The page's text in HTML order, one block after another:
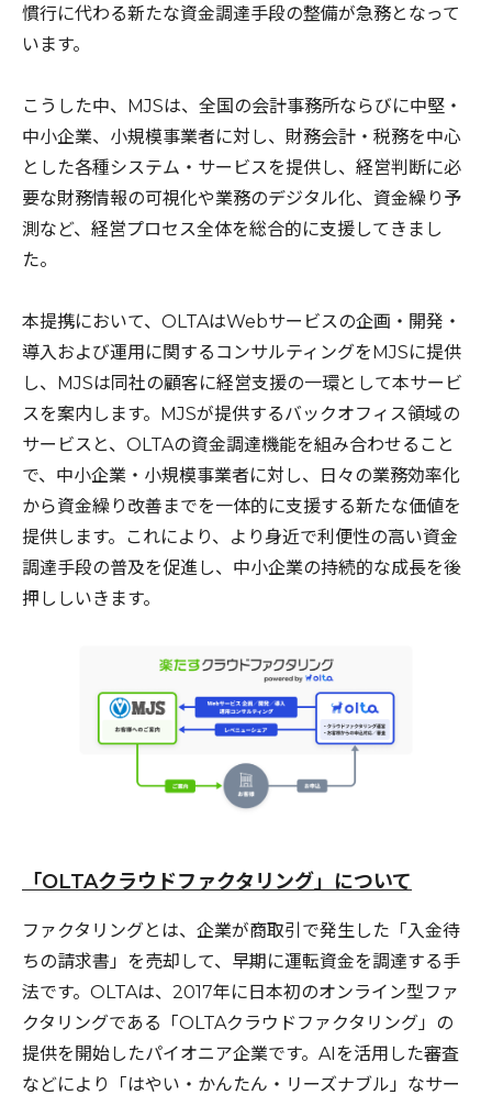
慣行に代わる新たな資金調達手段の整備が急務となって
います。
こうした中、MJSは、全国の会計事務所ならびに中堅・
中小企業、小規模事業者に対し、財務会計・税務を中心
とした各種システム・サービスを提供し、経営判断に必
要な財務情報の可視化や業務のデジタル化、資金繰り予
測など、経営プロセス全体を総合的に支援してきまし
た。
本提携において、OLTAはWebサービスの企画・開発・
導入および運用に関するコンサルティングをMJSに提供
し、MJSは同社の顧客に経営支援の一環として本サービ
スを案内します。MJSが提供するバックオフィス領域の
サービスと、OLTAの資金調達機能を組み合わせること
で、中小企業・小規模事業者に対し、日々の業務効率化
から資金繰り改善までを一体的に支援する新たな価値を
提供します。これにより、より身近で利便性の高い資金
調達手段の普及を促進し、中小企業の持続的な成長を後
押ししいきます。
「OLTAクラウドファクタリング」について
ファクタリングとは、企業が商取引で発生した「入金待
ちの請求書」を売却して、早期に運転資金を調達する手
法です。OLTAは、2017年に日本初のオンライン型ファ
クタリングである「OLTAクラウドファクタリング」の
提供を開始したパイオニア企業です。AIを活用した審査
などにより「はやい・かんたん・リーズナブル」なサー